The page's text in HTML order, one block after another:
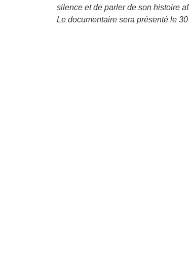
silence et de parler de son histoire
Le documentaire sera présenté le